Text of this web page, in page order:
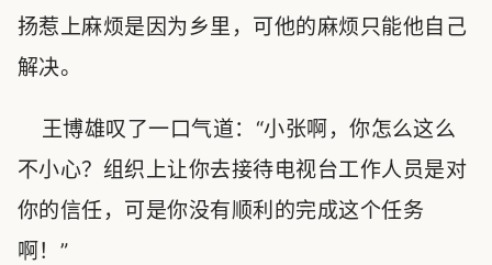
扬惹上麻烦是因为乡里，可他的麻烦只能他自己
解决。
王博雄叹了一口气道：“小张啊，你怎么这么
不小心？组织上让你去接待电视台工作人员是对
你的信任，可是你没有顺利的完成这个任务
啊！”